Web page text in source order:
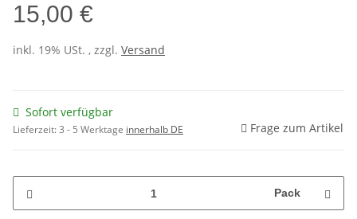
15,00 €
inkl. 19% USt. , zzgl. Versand
Sofort verfügbar
Lieferzeit:3 - 5 Werktage innerhalb DE Frage zum Artikel
Pack